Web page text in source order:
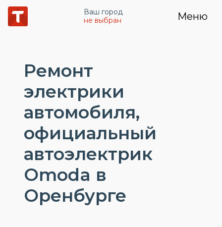
Ваш город
не выбран
Меню
Ремонт
электрики
автомобиля,
официальный
автоэлектрик
Omoda в
Оренбурге